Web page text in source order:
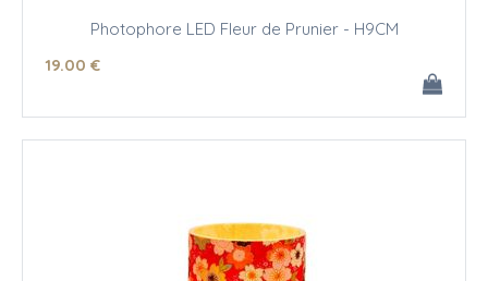
Photophore LED Fleur de Prunier - H9CM
19.00 €